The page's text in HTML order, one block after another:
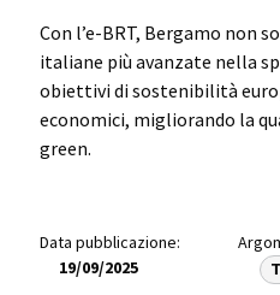
Con l’e-BRT, Bergamo non
italiane più avanzate nella
obiettivi di sostenibilità
economici, migliorando la
green.
Data pubblicazione:
19/09/2025